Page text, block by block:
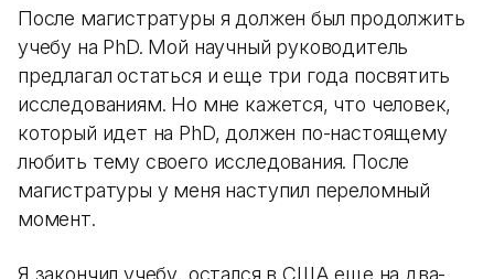
После магистратуры я должен был продолжить
учебу на PhD. Мой научный руководитель
предлагал остаться и еще три года посвятить
исследованиям. Но мне кажется, что человек,
который идет на PhD, должен по-настоящему
любить тему своего исследования. После
магистратуры у меня наступил переломный
момент.
Я закончил учебу, остался в США еще на два-